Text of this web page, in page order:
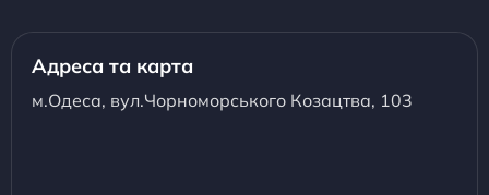
Адреса та карта
м.Одеса, вул.Чорноморського Козацтва, 103